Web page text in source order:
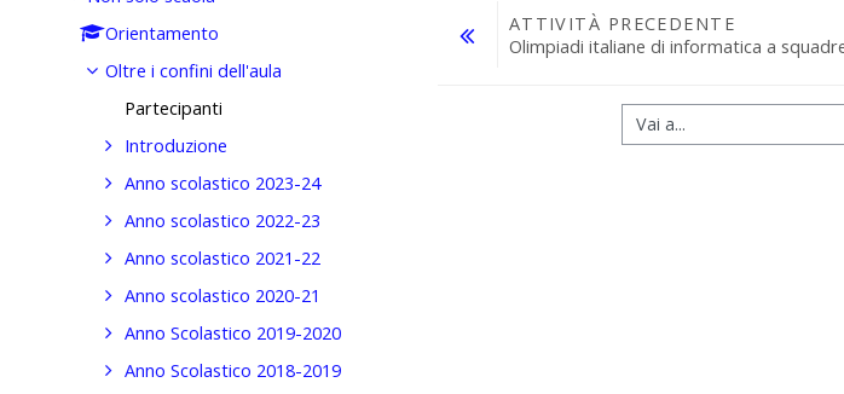
ATTIVITÀ PRECEDENTE
Olimpiadi italiane di informatica a
Orientamento
Oltre i confini dell'aula
Partecipanti
Introduzione
Anno scolastico 2023-24
Anno scolastico 2022-23
Anno scolastico 2021-22
Anno scolastico 2020-21
Anno Scolastico 2019-2020
Anno Scolastico 2018-2019